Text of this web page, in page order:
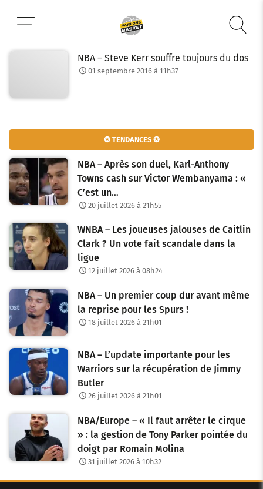
contenu
NBA – Steve Kerr souffre toujours du dos
01 septembre 2016 à 11h37
✪ TENDANCES ✪
NBA – Après son duel, Karl-Anthony
Towns cash sur Victor Wembanyama : «
C’est un…
20 juillet 2026 à 21h55
WNBA – Les joueuses jalouses de Caitlin
Clark ? Un vote fait scandale dans la
ligue
12 juillet 2026 à 08h24
NBA – Un premier coup dur avant même
la reprise pour les Spurs !
18 juillet 2026 à 21h01
NBA – L’update importante pour les
Warriors sur la récupération de Jimmy
Butler
26 juillet 2026 à 21h01
NBA/Europe – « Il faut arrêter le cirque
» : la gestion de Tony Parker pointée du
doigt par Romain Molina
31 juillet 2026 à 10h32